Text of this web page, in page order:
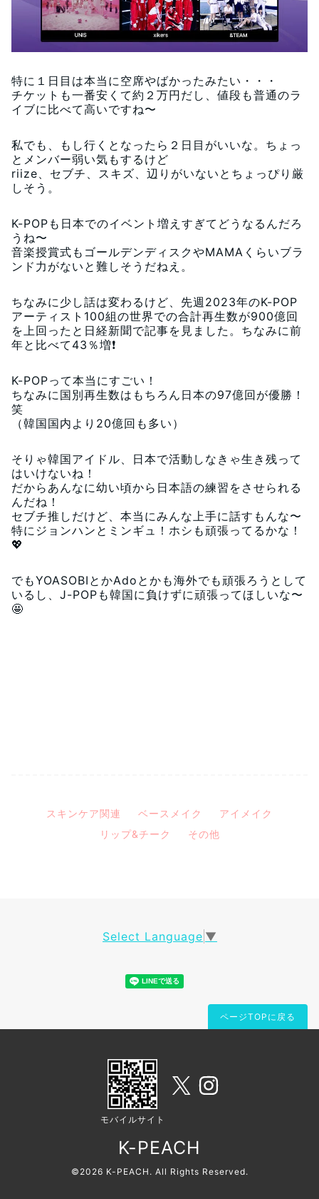
特に１日目は本当に空席やばかったみたい・・・
チケットも一番安くて約２万円だし、値段も普通のラ
イブに比べて高いですね〜
私でも、もし行くとなったら２日目がいいな。ちょっ
とメンバー弱い気もするけど
riize、セブチ、スキズ、辺りがいないとちょっぴり厳
しそう。
K-POPも日本でのイベント増えすぎてどうなるんだろ
うね〜
音楽授賞式もゴールデンディスクやMAMAくらいブラ
ンド力がないと難しそうだねえ。
ちなみに少し話は変わるけど、先週2023年のK-POP
アーティスト100組の世界での合計再生数が900億回
を上回ったと日経新聞で記事を見ました。ちなみに前
年と比べて43％増❗️
K-POPって本当にすごい！
ちなみに国別再生数はもちろん日本の97億回が優勝！
笑
（韓国国内より20億回も多い）
そりゃ韓国アイドル、日本で活動しなきゃ生き残って
はいけないね！
だからあんなに幼い頃から日本語の練習をさせられる
んだね！
セブチ推しだけど、本当にみんな上手に話すもんな〜
特にジョンハンとミンギュ！ホシも頑張ってるかな！
💖
でもYOASOBIとかAdoとかも海外でも頑張ろうとして
いるし、J-POPも韓国に負けずに頑張ってほしいな〜
🤩
スキンケア関連 ベースメイク
アイメイク
リップ&チーク
その他
Select Language ▼
ページTOPに戻る
モバイルサイト
K-PEACH
©2026 K-PEACH . All Rights Reserved.